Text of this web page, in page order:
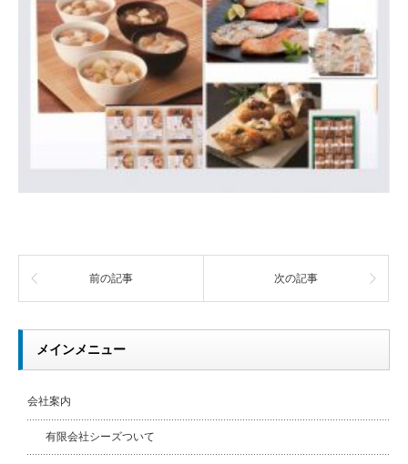
前の記事 次の記事
メインメニュー
会社案内
有限会社シーズついて